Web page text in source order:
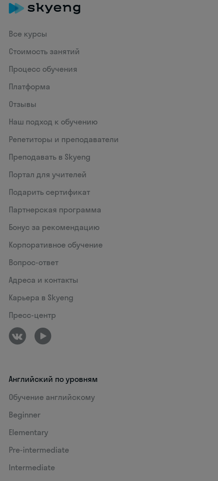
Все курсы
Стоимость занятий
Процесс обучения
Платформа
Отзывы
Наш подход к обучению
Репетиторы и преподаватели
Преподавать в Skyeng
Портал для учителей
Подарить сертификат
Партнерская программа
Бонус за рекомендацию
Корпоративное обучение
Вопрос-ответ
Адреса и контакты
Карьера в Skyeng
Пресс-центр
Английский по уровням
Обучение английскому
Beginner
Elementary
Pre-intermediate
Intermediate